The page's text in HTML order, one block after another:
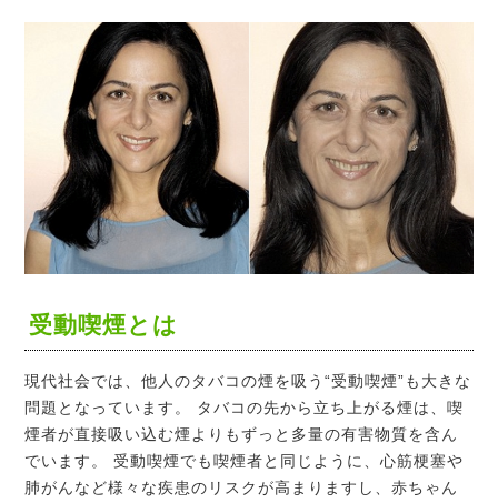
受動喫煙とは
現代社会では、他人のタバコの煙を吸う“受動喫煙”も大きな
問題となっています。 タバコの先から立ち上がる煙は、喫
煙者が直接吸い込む煙よりもずっと多量の有害物質を含ん
でいます。 受動喫煙でも喫煙者と同じように、心筋梗塞や
肺がんなど様々な疾患のリスクが高まりますし、赤ちゃん